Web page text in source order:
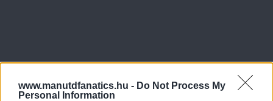
www.manutdfanatics.hu - Do Not Process My
Personal Information